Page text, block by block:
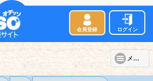
会員登録 ログイン
メニュー